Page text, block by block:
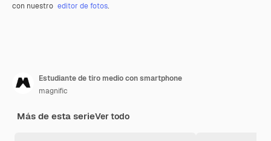
con nuestro editor de fotos.
Estudiante de tiro medio con smartphone
magnific
Más de esta serieVer todo